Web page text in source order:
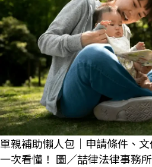
單親補助懶人包｜申請條件、
一次看懂！ 圖／喆律法律事務所